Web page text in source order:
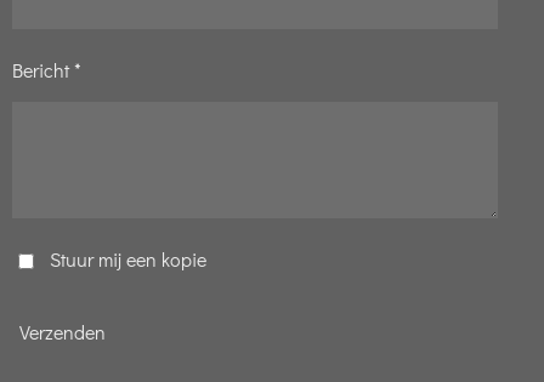
Bericht *
Stuur mij een kopie
Verzenden